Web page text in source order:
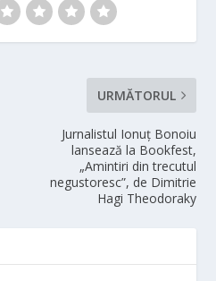
URMĂTORUL
Jurnalistul Ionuț Bonoiu
lansează la Bookfest,
„Amintiri din trecutul
negustoresc”, de Dimitrie
Hagi Theodoraky